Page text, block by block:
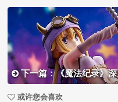
下一篇：《魔法纪录》
或许您会喜欢